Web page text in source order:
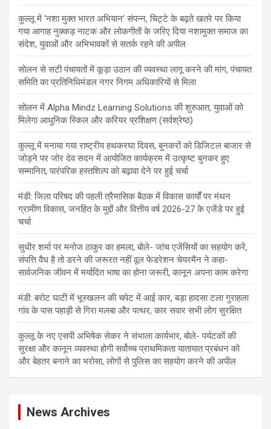
कुल्लू में ‘नशा मुक्त भारत अभियान’ संपन्न, चिट्टे के बढ़ते खतरे पर किया
गया आगाह नुक्कड़ नाटक और लोकगीतों के जरिए दिया नशामुक्त समाज का
संदेश, युवाओं और अभिभावकों से सतर्क रहने की अपील
सोलन से सटी पंचायतों में कूड़ा उठान की व्यवस्था लागू करने की मांग, पंचायत
समिति का प्रतिनिधिमंडल नगर निगम अधिकारियों से मिला
सोलन में Alpha Mindz Learning Solutions की शुरुआत, युवाओं को
मिलेगा आधुनिक स्किल और करियर प्रशिक्षण (सर्वश्रेष्ठ)
कुल्लू में मनाया गया राष्ट्रीय हथकरघा दिवस, बुनकरों को डिजिटल बाजार से
जोड़ने पर जोर देव सदन में आयोजित कार्यक्रम में उत्कृष्ट बुनकर हुए
सम्मानित, पारंपरिक हस्तशिल्प को बढ़ावा देने पर हुई चर्चा
मंडी: जिला परिषद की पहली त्रैमासिक बैठक में विकास कार्यों पर मंथन
ग्रामीण विकास, जनहित के मुद्दों और वित्तीय वर्ष 2026-27 के एजेंडे पर हुई
चर्चा
सुधीर शर्मा पर मनोज ठाकुर का हमला, बोले- जांच एजेंसियों का सहयोग करें,
संपत्ति वैध है तो डरने की जरूरत नहीं वूल फेडरेशन चेयरमैन ने कहा-
सार्वजनिक जीवन में मर्यादित भाषा का होना जरूरी, कानून अपना काम करेगा
मंडी: बरोट घाटी में भूस्खलन की चपेट में आई कार, बड़ा हादसा टला गुराहला
गांव के पास पहाड़ी से गिरा मलबा और पत्थर, कार सवार सभी लोग सुरक्षित
कुल्लू के नए एसपी अभिषेक सेकर ने संभाला कार्यभार, बोले- पर्यटकों की
सुरक्षा और कानून व्यवस्था होगी सर्वोच्च प्राथमिकता यातायात प्रबंधन को
और बेहतर बनाने का भरोसा, लोगों से पुलिस का सहयोग करने की अपील
News Archives